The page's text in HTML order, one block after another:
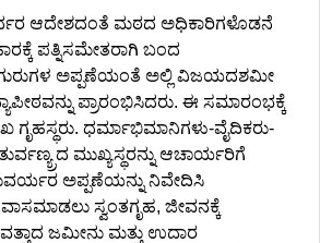
ಆದೇಶದಂತೆ ಮಠದ ಅಧಿಕಾರಿಗಳೊಡನೆ
ಪತ್ನಿಸಮೇತರಾಗಿ ಬಂದ
ಅಪ್ಪಣೆಯಂತೆ ಅಲ್ಲಿ ವಿಜಯದಶಮೀ
ಪ್ರಾರಂಭಿಸಿದರು. ಈ ಸಮಾರಂಭಕ್ಕೆ
ಧರ್ಮಾಭಿಮಾನಿಗಳು-ವೈದಿಕರು-
ಮುಖ್ಯಸ್ಥರನ್ನು ಆಚಾರ್ಯರಿಗೆ
ಅಪ್ಪಣೆಯನ್ನು ನಿವೇದಿಸಿ
ಸ್ವಂತಗೃಹ, ಜೀವನಕ್ಕೆ
ಜಮೀನು ಮತ್ತು ಉದಾರ